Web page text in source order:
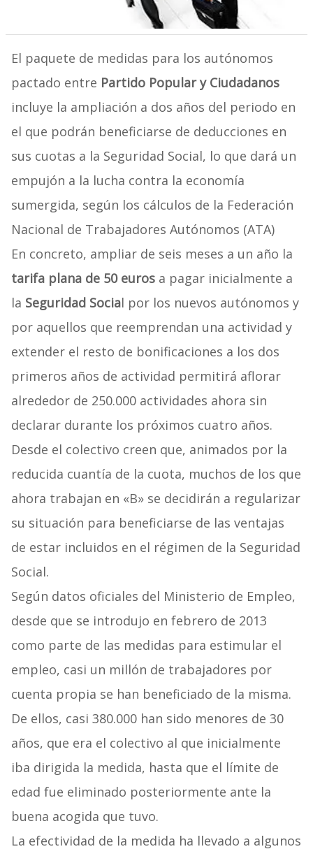
El paquete de medidas para los autónomos
pactado entre Partido Popular y Ciudadanos
incluye la ampliación a dos años del periodo en
el que podrán beneficiarse de deducciones en
sus cuotas a la Seguridad Social, lo que dará un
empujón a la lucha contra la economía
sumergida, según los cálculos de la Federación
Nacional de Trabajadores Autónomos (ATA)
En concreto, ampliar de seis meses a un año la
tarifa plana de 50 euros a pagar inicialmente a
la Seguridad Social por los nuevos autónomos y
por aquellos que reemprendan una actividad y
extender el resto de bonificaciones a los dos
primeros años de actividad permitirá aflorar
alrededor de 250.000 actividades ahora sin
declarar durante los próximos cuatro años.
Desde el colectivo creen que, animados por la
reducida cuantía de la cuota, muchos de los que
ahora trabajan en «B» se decidirán a regularizar
su situación para beneficiarse de las ventajas
de estar incluidos en el régimen de la Seguridad
Social.
Según datos oficiales del Ministerio de Empleo,
desde que se introdujo en febrero de 2013
como parte de las medidas para estimular el
empleo, casi un millón de trabajadores por
cuenta propia se han beneficiado de la misma.
De ellos, casi 380.000 han sido menores de 30
años, que era el colectivo al que inicialmente
iba dirigida la medida, hasta que el límite de
edad fue eliminado posteriormente ante la
buena acogida que tuvo.
La efectividad de la medida ha llevado a algunos